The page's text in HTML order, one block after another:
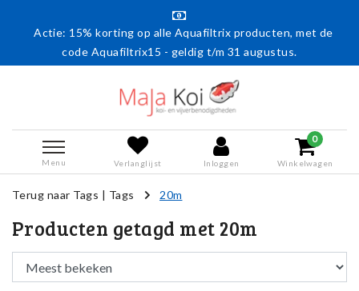
Actie: 15% korting op alle Aquafiltrix producten, met de
code Aquafiltrix15 - geldig t/m 31 augustus.
Menu Verlanglijst Inloggen
0
Winkelwagen
Terug naar Tags | Tags 20m
Producten getagd met 20m